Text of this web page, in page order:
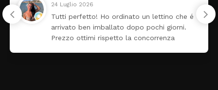
24 Luglio 2026
Tutti perfetto! Ho ordinato un lettino che é
arrivato ben imballato dopo pochi giorni.
Prezzo ottimi rispetto la concorrenza